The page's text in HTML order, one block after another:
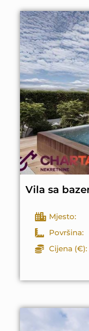
Vila sa
Mjesto:
Površina:
Cijena (€):